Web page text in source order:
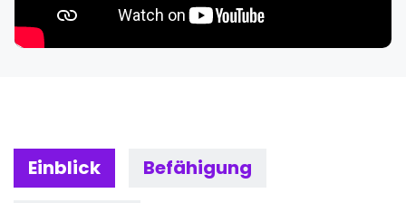
Einblick Befähigung